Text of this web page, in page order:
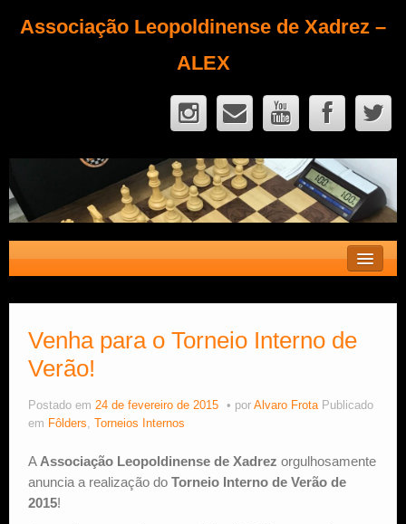
Associação Leopoldinense de Xadrez –
ALEX
Fique Sócio
Quem Somos?
Calendário
Venha para o Torneio Interno de
Verão!
Postado em 24 de fevereiro de 2015 por Alvaro Frota Publicado
em Fôlders, Torneios Internos
A Associação Leopoldinense de Xadrez orgulhosamente
anuncia a realização do Torneio Interno de Verão de
2015!